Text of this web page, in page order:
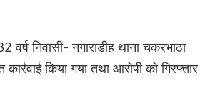
निवासी- नगाराडीह थाना चकरभाठा
किया गया तथा आरोपी को गिरफ्तार